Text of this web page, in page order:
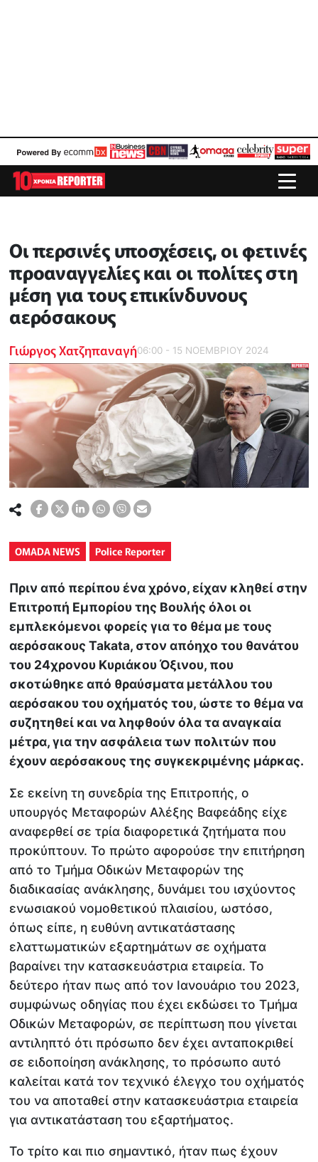
Οι περσινές υποσχέσεις, οι φετινές
προαναγγελίες και οι πολίτες στη
μέση για τους επικίνδυνους
αερόσακους
Γιώργος Χατζηπαναγή06:00 - 15 ΝΟΕΜΒΡΙΟΥ 2024
OMADA NEWS Police Reporter
Πριν από περίπου ένα χρόνο, είχαν κληθεί στην
Επιτροπή Εμπορίου της Βουλής όλοι οι
εμπλεκόμενοι φορείς για το θέμα με τους
αερόσακους Takata, στον απόηχο του θανάτου
του 24χρονου Κυριάκου Όξινου, που
σκοτώθηκε από θραύσματα μετάλλου του
αερόσακου του οχήματός του, ώστε το θέμα να
συζητηθεί και να ληφθούν όλα τα αναγκαία
μέτρα, για την ασφάλεια των πολιτών που
έχουν αερόσακους της συγκεκριμένης μάρκας.
Σε εκείνη τη συνεδρία της Επιτροπής, ο
υπουργός Μεταφορών Αλέξης Βαφεάδης είχε
αναφερθεί σε τρία διαφορετικά ζητήματα που
προκύπτουν. Το πρώτο αφορούσε την επιτήρηση
από το Τμήμα Οδικών Μεταφορών της
διαδικασίας ανάκλησης, δυνάμει του ισχύοντος
ενωσιακού νομοθετικού πλαισίου, ωστόσο,
όπως είπε, η ευθύνη αντικατάστασης
ελαττωματικών εξαρτημάτων σε οχήματα
βαραίνει την κατασκευάστρια εταιρεία. Το
δεύτερο ήταν πως από τον Ιανουάριο του 2023,
συμφώνως οδηγίας που έχει εκδώσει το Τμήμα
Οδικών Μεταφορών, σε περίπτωση που γίνεται
αντιληπτό ότι πρόσωπο δεν έχει ανταποκριθεί
σε ειδοποίηση ανάκλησης, το πρόσωπο αυτό
καλείται κατά τον τεχνικό έλεγχο του οχήματός
του να αποταθεί στην κατασκευάστρια εταιρεία
για αντικατάσταση του εξαρτήματος.
Το τρίτο και πιο σημαντικό, ήταν πως έχουν